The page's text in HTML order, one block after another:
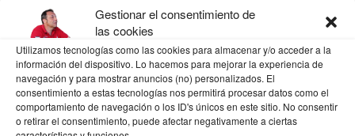
Gestionar el consentimiento de
las cookies
Utilizamos tecnologías como las cookies para almacenar y/o acceder a la
información del dispositivo. Lo hacemos para mejorar la experiencia de
navegación y para mostrar anuncios (no) personalizados. El
consentimiento a estas tecnologías nos permitirá procesar datos como el
comportamiento de navegación o los ID's únicos en este sitio. No consentir
o retirar el consentimiento, puede afectar negativamente a ciertas
NOMBRE
CORREO ELECTRÓNICO*